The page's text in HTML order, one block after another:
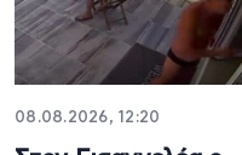
08.08.2026, 12:20